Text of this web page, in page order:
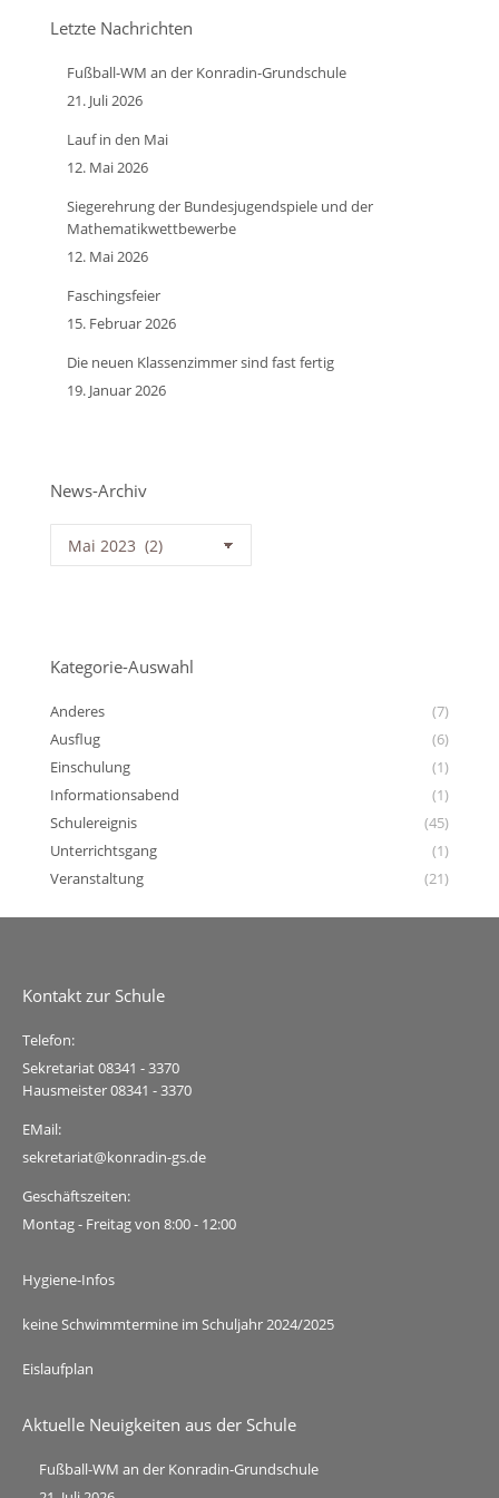
Letzte Nachrichten
Fußball-WM an der Konradin-Grundschule
21. Juli 2026
Lauf in den Mai
12. Mai 2026
Siegerehrung der Bundesjugendspiele und der
Mathematikwettbewerbe
12. Mai 2026
Faschingsfeier
15. Februar 2026
Die neuen Klassenzimmer sind fast fertig
19. Januar 2026
News-Archiv
Archiv
Kategorie-Auswahl
Anderes
(7)
Ausflug
(6)
Einschulung
(1)
Informationsabend
(1)
Schulereignis
(45)
Unterrichtsgang
(1)
Veranstaltung
(21)
Kontakt zur Schule
Telefon:
Sekretariat 08341 - 3370
Hausmeister 08341 - 3370
EMail:
sekretariat@konradin-gs.de
Geschäftszeiten:
Montag - Freitag von 8:00 - 12:00
Hygiene-Infos
keine Schwimmtermine im Schuljahr 2024/2025
Eislaufplan
Aktuelle Neuigkeiten aus der Schule
Fußball-WM an der Konradin-Grundschule